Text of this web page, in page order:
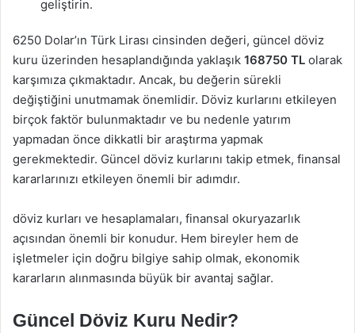
geliştirin.
6250 Dolar’ın Türk Lirası cinsinden değeri, güncel döviz
kuru üzerinden hesaplandığında yaklaşık 168750 TL olarak
karşımıza çıkmaktadır. Ancak, bu değerin sürekli
değiştiğini unutmamak önemlidir. Döviz kurlarını etkileyen
birçok faktör bulunmaktadır ve bu nedenle yatırım
yapmadan önce dikkatli bir araştırma yapmak
gerekmektedir. Güncel döviz kurlarını takip etmek, finansal
kararlarınızı etkileyen önemli bir adımdır.
döviz kurları ve hesaplamaları, finansal okuryazarlık
açısından önemli bir konudur. Hem bireyler hem de
işletmeler için doğru bilgiye sahip olmak, ekonomik
kararların alınmasında büyük bir avantaj sağlar.
Güncel Döviz Kuru Nedir?